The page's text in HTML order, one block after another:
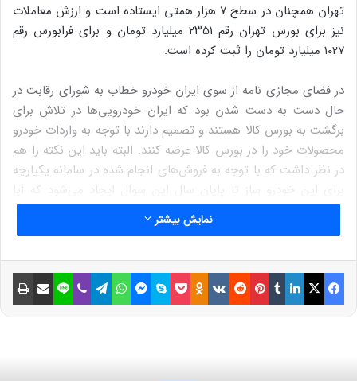
تهران همچنان در سطح ۷ هزار همتی ایستاده است و ارزش معاملات
نیز برای بورس تهران رقم ۲۳۵۱ میلیارد تومان و برای فرابورس رقم
۱۰۲۷ میلیارد تومان را ثبت کرده است.
در فضای مجازی نامه از سوی ایران خودرو خطاب به شورای رقابت در
حال دست به دست شدن بود که ایران خودرویی‌ها در تلاش برای
برگشت به بورس کالا هستند و تصمیم دارند با توجه به واردات خودرو
محصولات خود را در بورس کالا عرضه کنند. البته باید این نکته را هم
در نظر داشت که با توجه به فروش‌های انجام شده در سامانه یکپارچه
برای این خودرو ساز تا پایان سال این سوال ایجاد می‌شود که آیا
ایران خودرو توان عرضه محصولات عرضه شده (محصولات مازاد)
سامانه یکپارچه فروش خودرو را دارد و یا تنها به چند محصول با تیراژ
در جریان نشت علنی روز چهارشنبه در مجلس قیمت گذاری دستوری
در سال‌های برنامه ممنوع شد و مجتبی توانگر در صفحه شخصی خود
نمایش بیشتر
فیسبوک ایکس لینکداین تامبلر پینتریست Reddit
VKontakte
Odnoklassniki پاکت اسکایپ مسنجر واتس آپ تلگرام وایبر لاین اشتراک گذاری با ایمیل